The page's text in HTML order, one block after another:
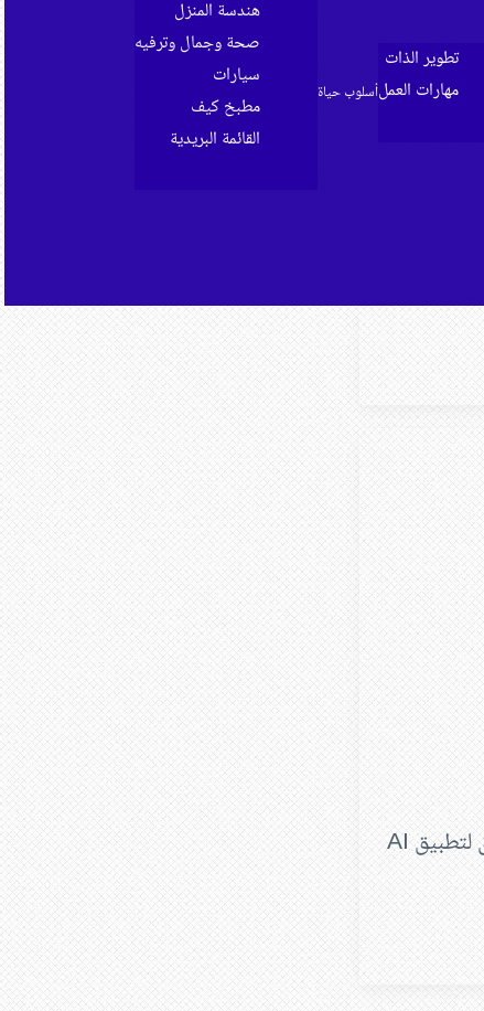
تطوير الذات
مهارات العملأسلوب حياة
هندسة المنزل
صحة وجمال وترفيه
سيارات
مطبخ كيف
القائمة البريدية
حول شركتك إلى شركة ذكية باستخدام الذكاء الاصطناعي. تعرّف على أفضل طرق لتطبيق AI